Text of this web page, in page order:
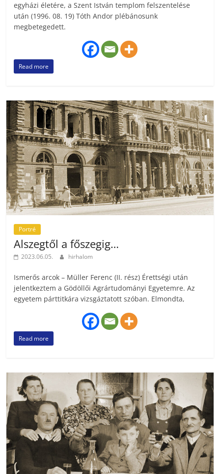
egyházi életére, a Szent István templom felszentelése
után (1996. 08. 19) Tóth Andor plébánosunk
megbetegedett.
Read more
Portré
Alszegtől a főszegig…
2023.06.05. hirhalom
Ismerős arcok – Müller Ferenc (II. rész) Érettségi után
jelentkeztem a Gödöllői Agrártudományi Egyetemre. Az
egyetem párttitkára vizsgáztatott szóban. Elmondta,
Read more